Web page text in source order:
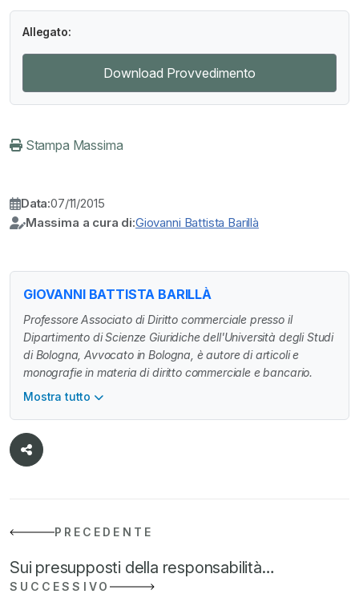
Allegato:
Download Provvedimento
Stampa Massima
Data:07/11/2015
Massima a cura di:Giovanni Battista Barillà
GIOVANNI BATTISTA BARILLÀ
Professore Associato di Diritto commerciale presso il
Dipartimento di Scienze Giuridiche dell'Università degli Studi
di Bologna, Avvocato in Bologna, è autore di articoli e
monografie in materia di diritto commerciale e bancario.
Mostra tutto
PRECEDENTE
Sui presupposti della responsabilità…
SUCCESSIVO